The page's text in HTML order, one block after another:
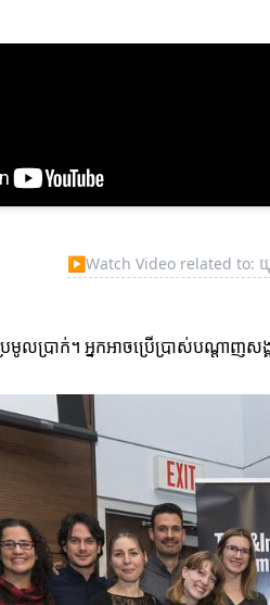
▶Watch Video related to: យុទ្
លប្រាក់។ អ្នកអាចប្រើប្រាស់បណ្តាញសង្